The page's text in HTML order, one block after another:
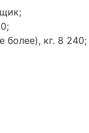
более), кг. 8 240;